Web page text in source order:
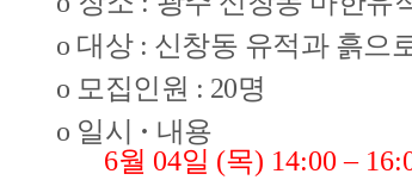
o 대상 : 신창동 유적과 흙으
o 모집인원 : 20명
o 일시 · 내용
6월 04일 (목) 14:00–